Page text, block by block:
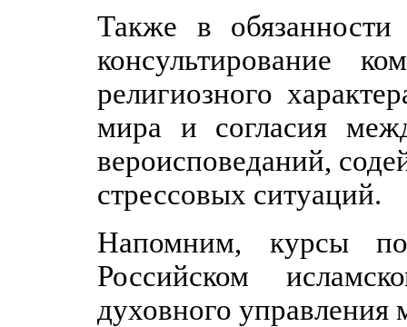
Также в обязанности
консультирование
религиозного
мира и согласия
вероисповеданий,
стрессовых ситуаций.
Напомним, курсы
Российском
духовного